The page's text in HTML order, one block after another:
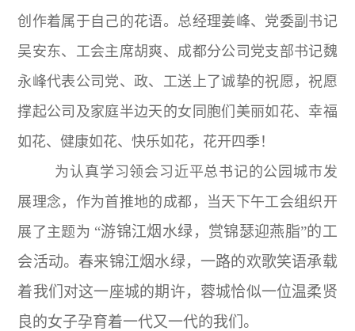
创作着属于自己的花语。总经理姜峰、党委副书记
吴安东、工会主席胡爽、成都分公司党支部书记魏
永峰代表公司党、政、工送上了诚挚的祝愿，祝愿
撑起公司及家庭半边天的女同胞们美丽如花、幸福
如花、健康如花、快乐如花，花开四季！
为认真学习领会习近平总书记的公园城市发
展理念，作为首推地的成都，当天下午工会组织开
展了主题为 “游锦江烟水绿，赏锦瑟迎燕脂”的工
会活动。春来锦江烟水绿，一路的欢歌笑语承载
着我们对这一座城的期许，蓉城恰似一位温柔贤
良的女子孕育着一代又一代的我们。